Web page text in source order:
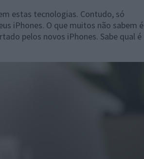
estas tecnologias. Contudo, só
iPhones. O que muitos não sabem é
pelos novos iPhones. Sabe qual é